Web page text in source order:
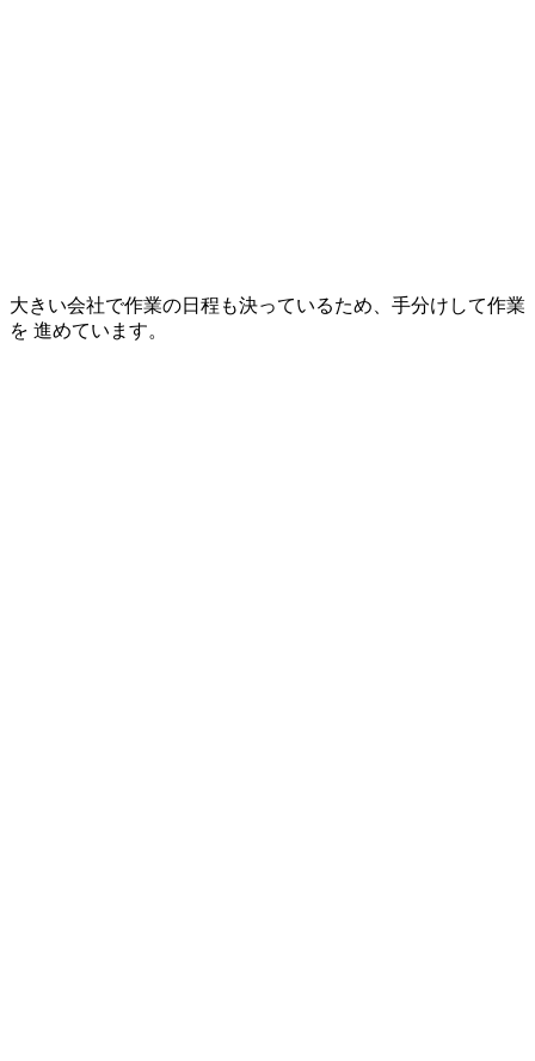
大きい会社で作業の日程も決っているため、手分けして作業
を 進めています。